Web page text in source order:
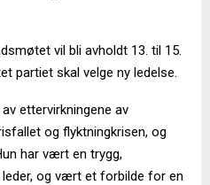
vil bli avholdt 13. til 15.
partiet skal velge ny ledelse.
ettervirkningene av
og flyktningkrisen, og
har vært en trygg,
og vært et forbilde for en